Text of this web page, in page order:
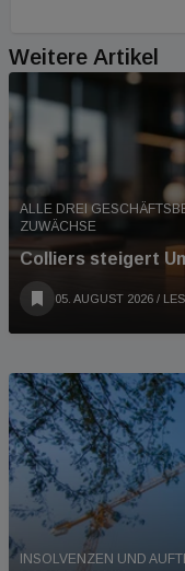
Weitere Artikel
ALLE DREI
ZUWÄCHSE
Colliers steigert
05. AUGUST 2026 /
INSOLVENZEN UND